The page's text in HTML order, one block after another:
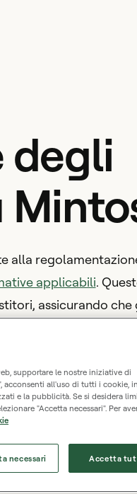
degli
alla
applicabili.
assicurando che
supportare le nostre iniziative di
acconsenti all'uso di tutti i cookie,
e la pubblicità. Se si desidera
"Accetta necessari". Per
necessari Accetta